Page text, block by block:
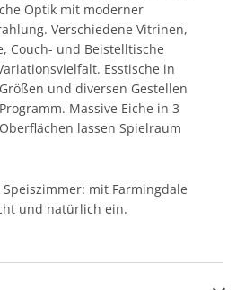
Optik mit moderner
Verschiedene Vitrinen,
Couch- und Beistelltische
Esstische in
und diversen Gestellen
Massive Eiche in 3
lassen Spielraum
mit Farmingdale
und natürlich ein.